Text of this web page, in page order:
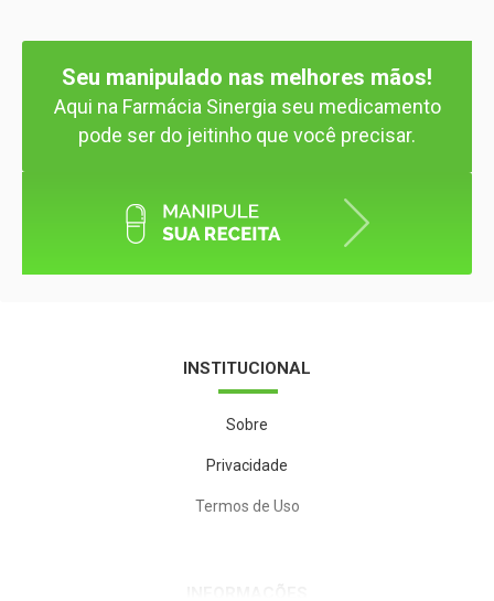
Seu manipulado nas melhores mãos!
Aqui na Farmácia Sinergia seu medicamento
pode ser do jeitinho que você precisar.
INSTITUCIONAL
Sobre
Privacidade
Termos de Uso